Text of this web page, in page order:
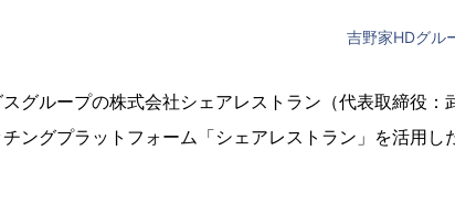
吉野家HDグル
グループの株式会社シェアレストラン（代表取締役
ングプラットフォーム「シェアレストラン」を活用し